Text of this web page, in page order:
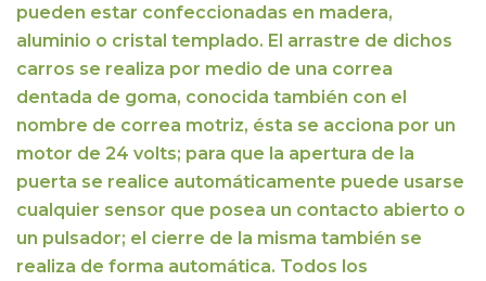
pueden estar confeccionadas en madera,
aluminio o cristal templado. El arrastre de dichos
carros se realiza por medio de una correa
dentada de goma, conocida también con el
nombre de correa motriz, ésta se acciona por un
motor de 24 volts; para que la apertura de la
puerta se realice automáticamente puede usarse
cualquier sensor que posea un contacto abierto o
un pulsador; el cierre de la misma también se
realiza de forma automática. Todos los